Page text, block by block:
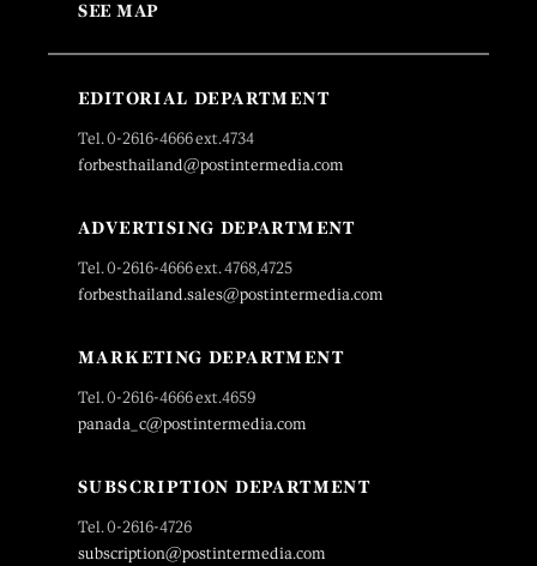
SEE MAP
EDITORIAL DEPARTMENT
Tel. 0-2616-4666 ext.4734
forbesthailand@postintermedia.com
ADVERTISING DEPARTMENT
Tel. 0-2616-4666 ext. 4768,4725
forbesthailand.sales@postintermedia.com
MARKETING DEPARTMENT
Tel. 0-2616-4666 ext.4659
panada_c@postintermedia.com
SUBSCRIPTION DEPARTMENT
Tel. 0-2616-4726
subscription@postintermedia.com